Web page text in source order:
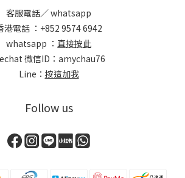
客服電話／ whatsapp
港電話 ：+852 9574 6942
whatsapp ： 直接按此
微信ID：amychau76
Line： 按這加我
Follow us